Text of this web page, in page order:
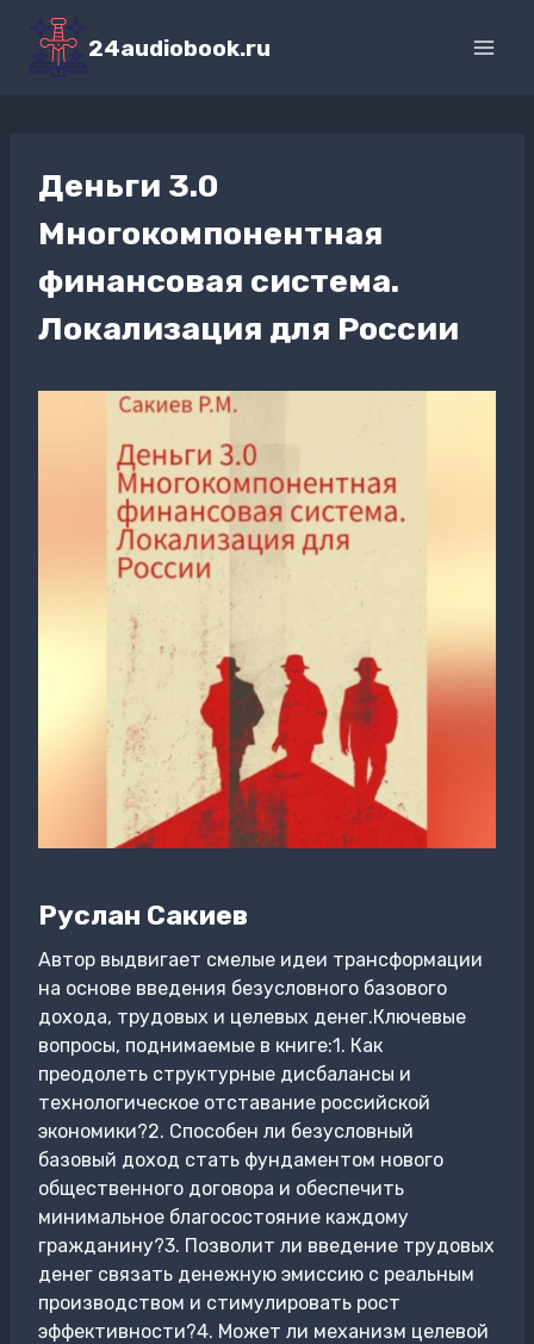
Перейти
содержимому
24audiobook.ru
Деньги 3.0
Многокомпонентная
финансовая система.
Локализация для России
Руслан Сакиев
Автор выдвигает смелые идеи трансформации
на основе введения безусловного базового
дохода, трудовых и целевых денег.Ключевые
вопросы, поднимаемые в книге:1. Как
преодолеть структурные дисбалансы и
технологическое отставание российской
экономики?2. Способен ли безусловный
базовый доход стать фундаментом нового
общественного договора и обеспечить
минимальное благосостояние каждому
гражданину?3. Позволит ли введение трудовых
денег связать денежную эмиссию с реальным
производством и стимулировать рост
эффективности?4. Может ли механизм целевой